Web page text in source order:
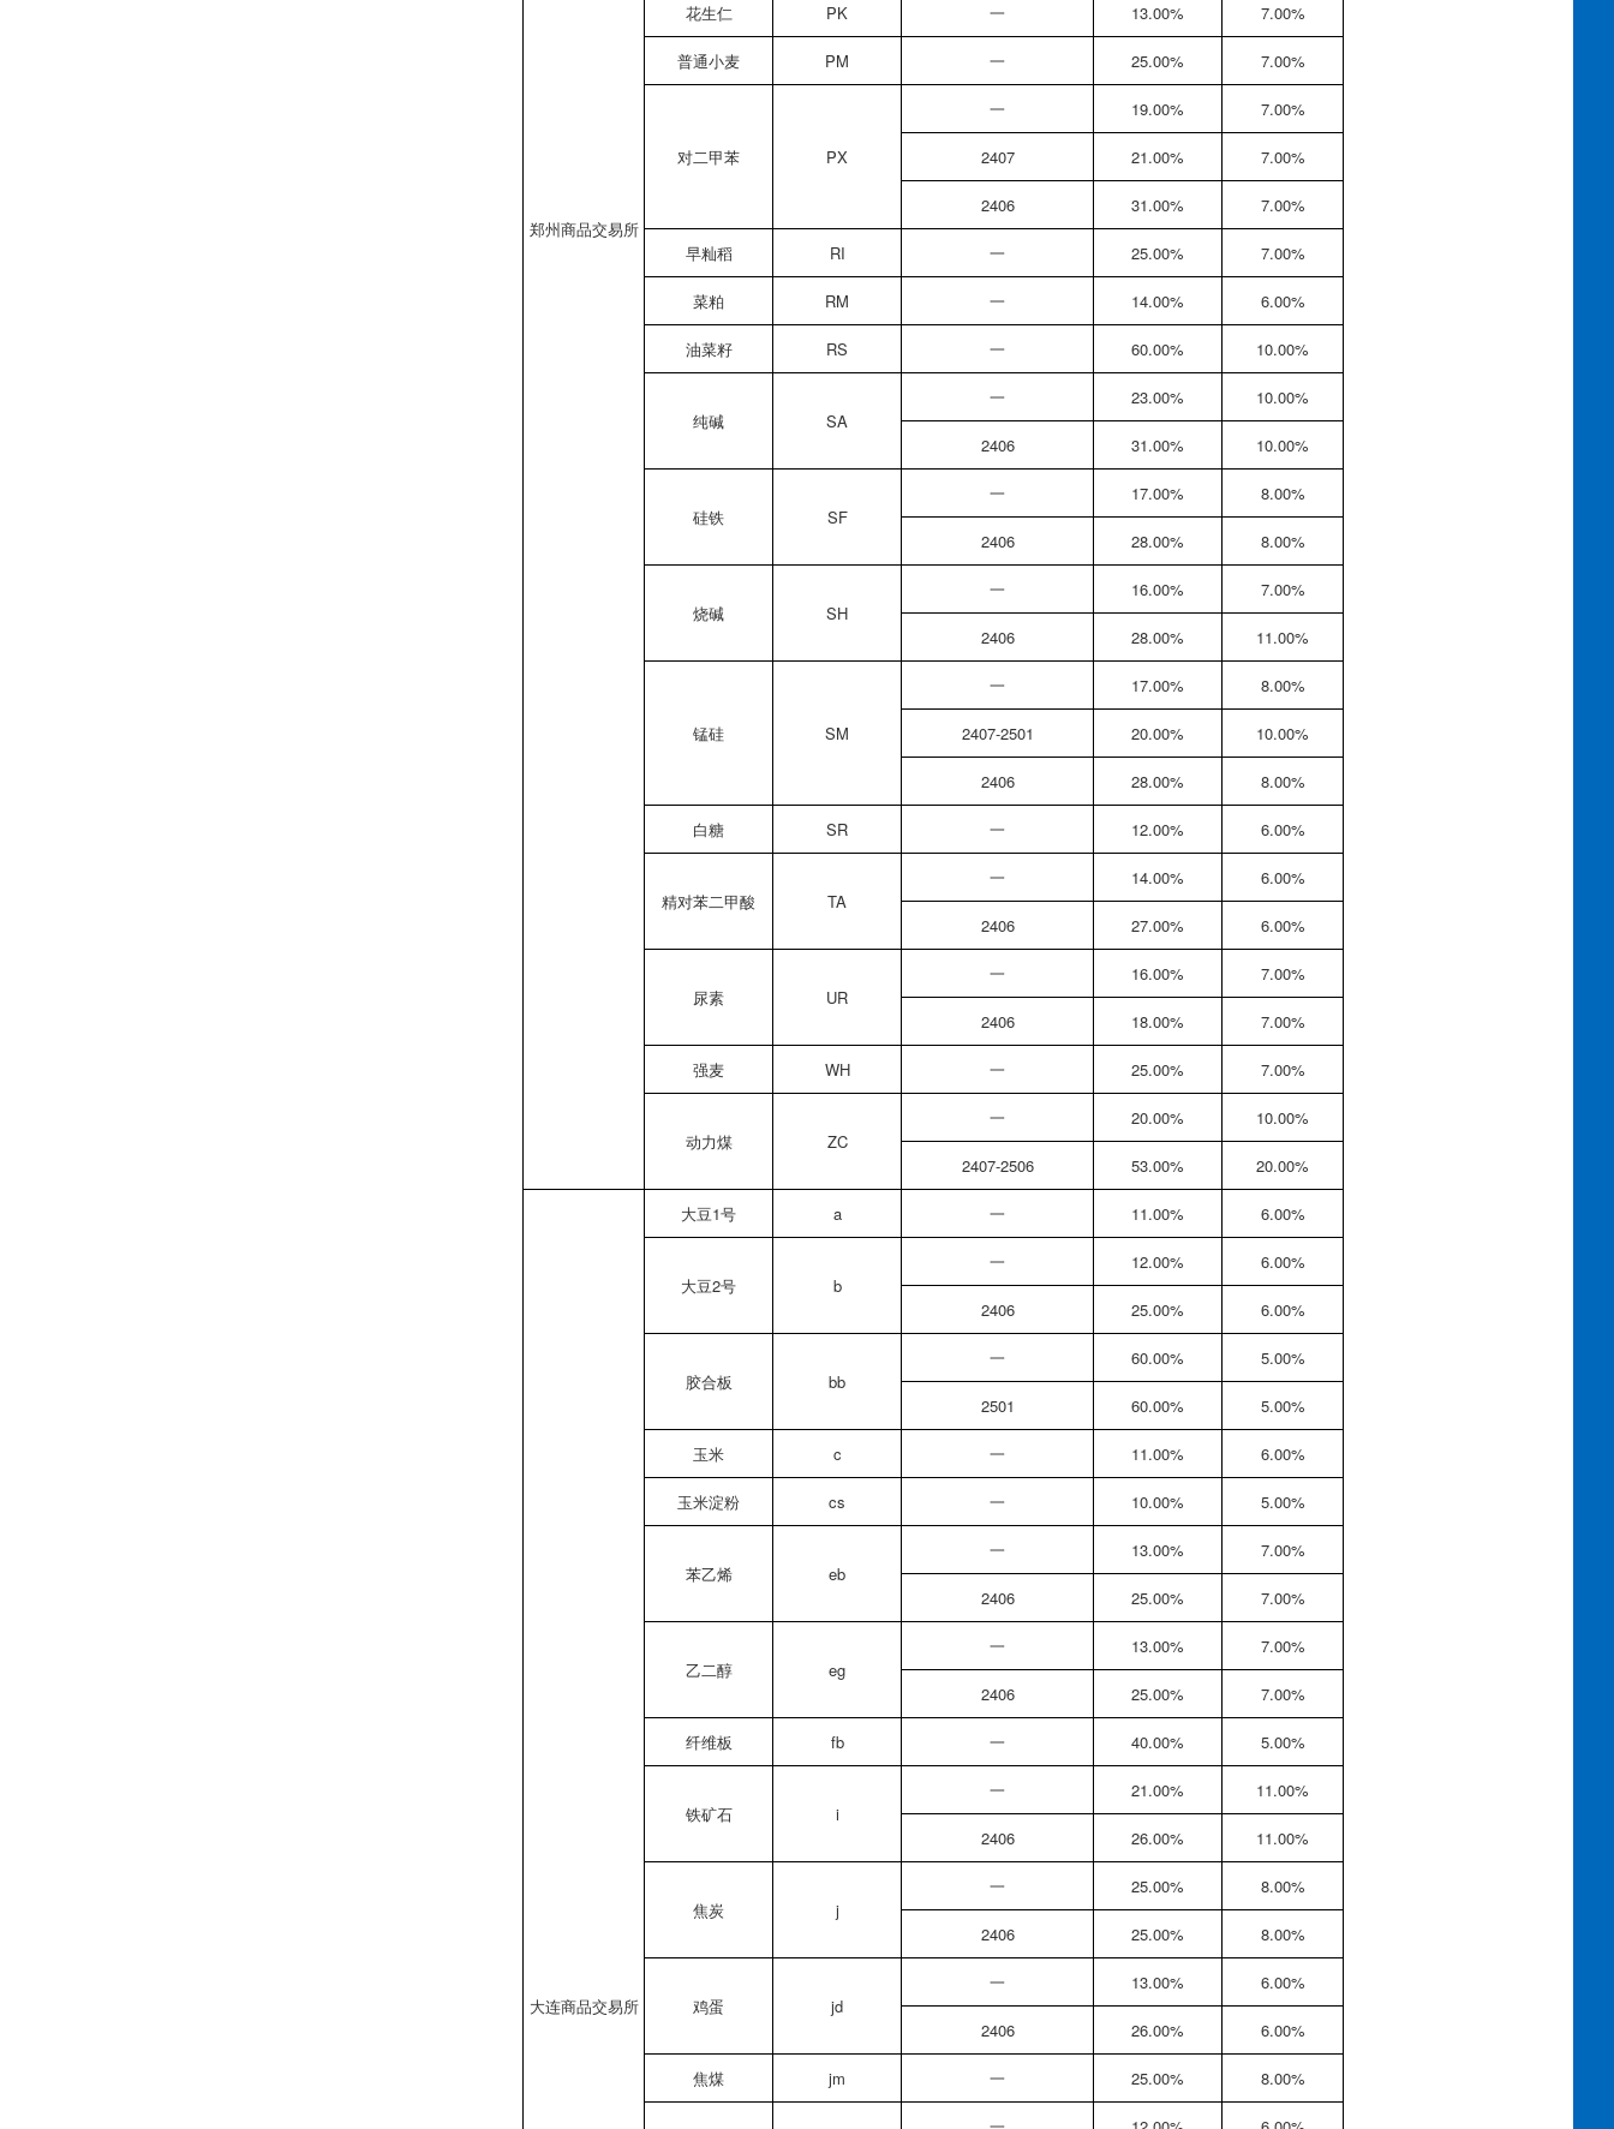
郑州商品交易所
花生仁 PK 一 13.00% 7.00%
普通小麦 PM 一 25.00% 7.00%
对二甲苯 PX
一 19.00% 7.00%
2407 21.00% 7.00%
2406 31.00% 7.00%
早籼稻 RI 一 25.00% 7.00%
菜粕 RM 一 14.00% 6.00%
油菜籽 RS 一 60.00% 10.00%
纯碱 SA
一 23.00% 10.00%
2406 31.00% 10.00%
硅铁 SF
一 17.00% 8.00%
2406 28.00% 8.00%
烧碱 SH
一 16.00% 7.00%
2406 28.00% 11.00%
锰硅 SM
一 17.00% 8.00%
2407-2501 20.00% 10.00%
2406 28.00% 8.00%
白糖 SR 一 12.00% 6.00%
精对苯二甲酸 TA
一 14.00% 6.00%
2406 27.00% 6.00%
尿素 UR
一 16.00% 7.00%
2406 18.00% 7.00%
强麦 WH 一 25.00% 7.00%
动力煤 ZC
一 20.00% 10.00%
2407-2506 53.00% 20.00%
大连商品交易所
大豆1号 a 一 11.00% 6.00%
大豆2号 b
一 12.00% 6.00%
2406 25.00% 6.00%
胶合板 bb
一 60.00% 5.00%
2501 60.00% 5.00%
玉米 c 一 11.00% 6.00%
玉米淀粉 cs 一 10.00% 5.00%
苯乙烯 eb
一 13.00% 7.00%
2406 25.00% 7.00%
乙二醇 eg
一 13.00% 7.00%
2406 25.00% 7.00%
纤维板 fb 一 40.00% 5.00%
铁矿石 i
一 21.00% 11.00%
2406 26.00% 11.00%
焦炭 j
一 25.00% 8.00%
2406 25.00% 8.00%
鸡蛋 jd
一 13.00% 6.00%
2406 26.00% 6.00%
焦煤 jm 一 25.00% 8.00%